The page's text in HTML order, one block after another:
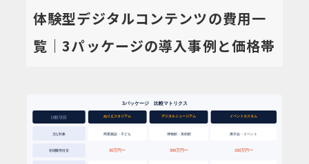
体験型デジタルコンテンツの費用一
覧｜3パッケージの導入事例と価格帯